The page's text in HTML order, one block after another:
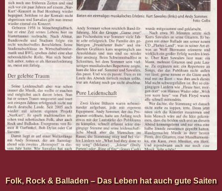
Folk, Rock & Balladen – Das Leben hat auch gute Saiten